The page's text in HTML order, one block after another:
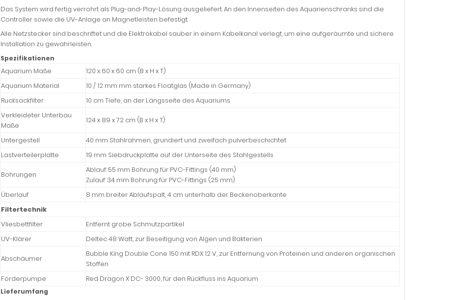
Das System wird fertig verrohrt als Plug-and-Play-Lösung ausgeliefert. An den Innenseiten des Aquarienschranks sind die
Controller sowie die UV-Anlage an Magnetleisten befestigt.
Alle Netzstecker sind beschriftet und die Elektrokabel sauber in einem Kabelkanal verlegt, um eine aufgeräumte und sichere
Installation zu gewährleisten.
Spezifikationen
Aquarium Maße 120 x 60 x 60 cm (B x H x T)
Aquarium Material
10 / 12 mm mm starkes Floatglas (Made in Germany)
Rucksackfilter
10 cm Tiefe, an der Längsseite des Aquariums
Verkleideter Unterbau
Maße
124 x 89 x 72 cm (B x H x T)
Untergestell
40 mm Stahlrahmen, grundiert und zweifach pulverbeschichtet
Lastverteilerplatte
19 mm Siebdruckplatte auf der Unterseite des Stahlgestells
Bohrungen
Ablauf: 55 mm Bohrung für PVC-Fittings (40 mm)
Zulauf: 34 mm Bohrung für PVC-Fittings (25 mm)
Überlauf
8 mm breiter Ablaufspalt, 4 cm unterhalb der Beckenoberkante
Filtertechnik
Vliesbettfilter
Entfernt grobe Schmutzpartikel
UV-Klärer
Deltec 48 Watt, zur Beseitigung von Algen und Bakterien
Abschäumer
Bubble King Double Cone 150 mit RDX 12 V, zur Entfernung von Proteinen und anderen organischen
Stoffen
Förderpumpe
Red Dragon X DC- 3000, für den Rückfluss ins Aquarium
Lieferumfang